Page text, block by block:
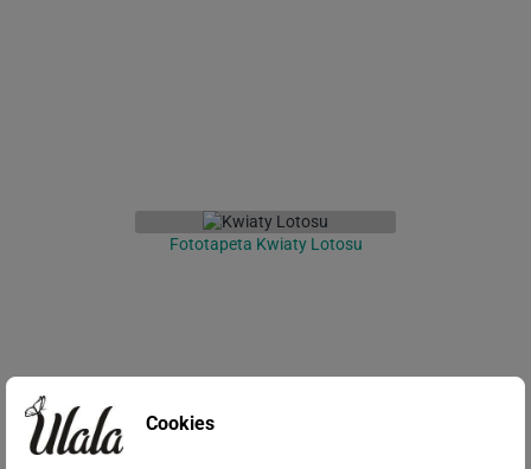
Fototapeta Kwiaty Lotosu
Cookies